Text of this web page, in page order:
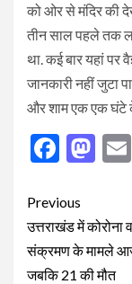
को ओर से मंदिर की
तीन साल पहले तक
था. कई बार यहां
जानकारी नहीं जुटा
और शाम एक एक घंटे
Post
Previous
उत्तराखंड में कोरोना
संक्रमण के मामले
जबकि 21 की मौत